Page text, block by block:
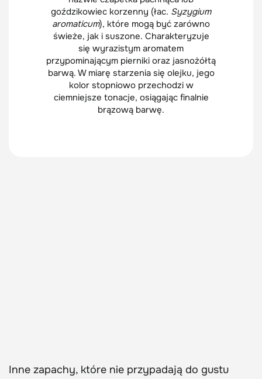
goździkowiec korzenny (łac. Syzygium
aromaticum), które mogą być zarówno
świeże, jak i suszone. Charakteryzuje
się wyrazistym aromatem
przypominającym pierniki oraz jasnożółtą
barwą. W miarę starzenia się olejku, jego
kolor stopniowo przechodzi w
ciemniejsze tonacje, osiągając finalnie
brązową barwę.
Inne zapachy, które nie przypadają do gustu